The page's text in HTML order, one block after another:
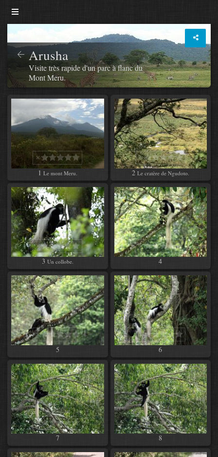
Arusha
Visite très rapide d'un parc à flanc du
Mont Meru.
1 Le mont Meru. 2 Le cratère de Ngudoto.
3 Un collobe. 4
5 6
7 8